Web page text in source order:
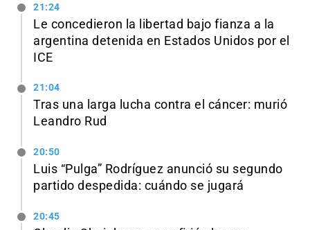
21:24
Le concedieron la libertad bajo fianza a la
argentina detenida en Estados Unidos por el
ICE
21:04
Tras una larga lucha contra el cáncer: murió
Leandro Rud
20:50
Luis “Pulga” Rodríguez anunció su segundo
partido despedida: cuándo se jugará
20:45